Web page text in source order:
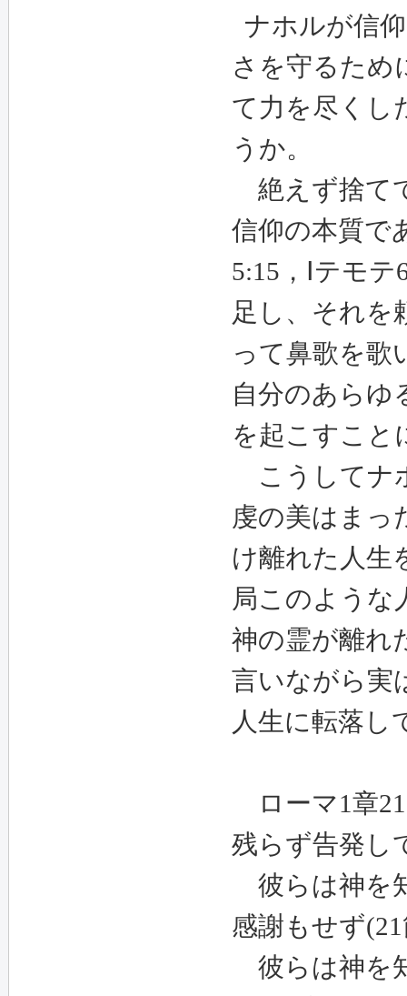
ナホルが信
さを守るため
て力を尽くし
うか。
絶えず捨て
信仰の本質で
5:15 ， Ⅰテモテ
足し、それを
って鼻歌を歌
自分のあらゆ
を起こすこと
こうしてナ
虔の美はまっ
け離れた人生
局このような
神の霊が離れ
言いながら実
人生に転落し
ローマ1章
残らず告発し
彼らは神を
感謝もせず(21
彼らは神を